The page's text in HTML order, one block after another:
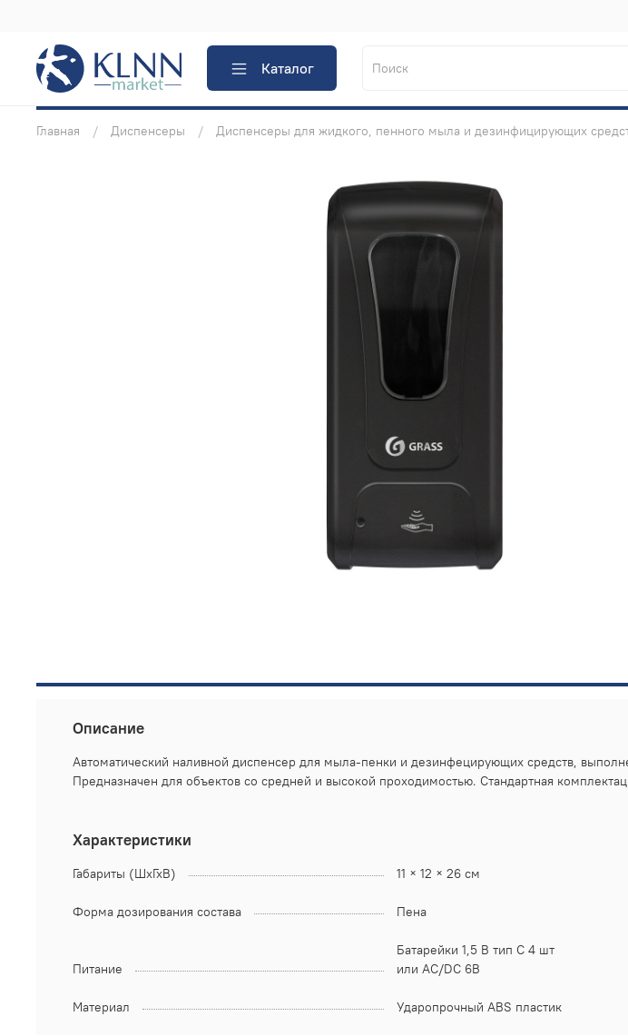
Каталог
Главная Диспенсеры
Диспенсеры для жидкого, пенного мыла и дезинфицирующих
Описание
Автоматический наливной диспенсер для мыла-пенки и дезинфецирующих средств,
Предназначен для объектов со средней и высокой проходимостью. Стандартная
Характеристики
Габариты (ШхГхВ) 11 × 12 × 26 см
Форма дозирования состава Пена
Питание
Батарейки 1,5 В тип C 4 шт
или AC/DC 6В
Материал Ударопрочный ABS пластик